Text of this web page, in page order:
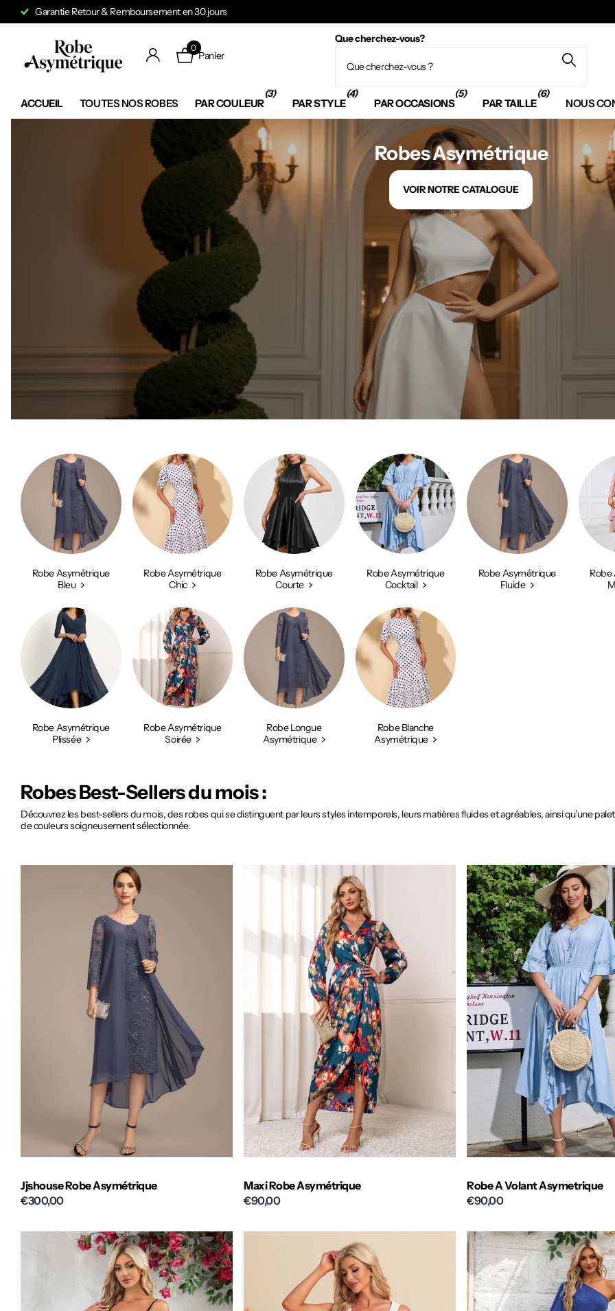
Expédition en 24 à 48h
Que cherchez-vous?
0
Panier
ACCUEIL TOUTES NOS ROBES PAR COULEUR
(3)
PAR STYLE
(4)
PAR OCCASIONS
(5)
PAR TAILLE
(6)
NOUS
Robes Asymétrique
VOIR NOTRE CATALOGUE
Robe Asymétrique
Bleu
Robe Asymétrique
Chic
Robe Asymétrique
Courte
Robe Asymétrique
Cocktail
Robe Asymétrique
Fluide
Robe Asymétrique
Plissée
Robe Asymétrique
Soirée
Robe Longue
Asymétrique
Robe Blanche
Asymétrique
Robes Best-Sellers du mois :
Découvrez les best-sellers du mois, des robes qui se distinguent par leurs styles intemporels, leurs matières fluides et agréables, ainsi qu’une
de couleurs soigneusement sélectionnée.
Jjshouse Robe Asymétrique
€300,00
Maxi Robe Asymétrique
€90,00
Robe A Volant Asymetrique
€90,00